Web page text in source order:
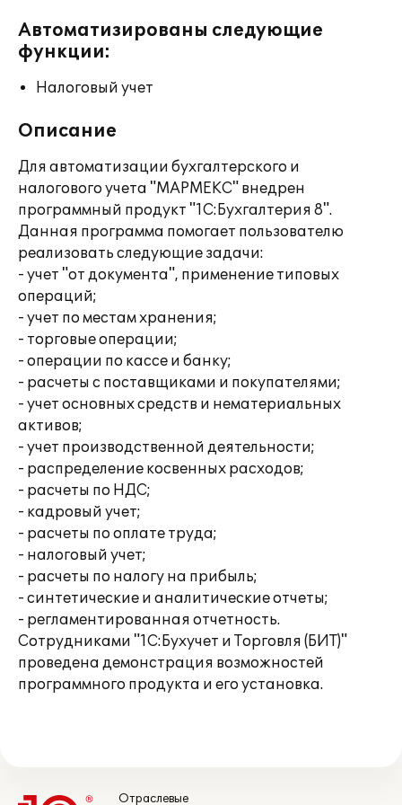
Автоматизированы следующие
функции:
Налоговый учет
Описание
Для автоматизации бухгалтерского и
налогового учета "МАРМЕКС" внедрен
программный продукт "1С:Бухгалтерия 8".
Данная программа помогает пользователю
реализовать следующие задачи:
- учет "от документа", применение типовых
операций;
- учет по местам хранения;
- торговые операции;
- операции по кассе и банку;
- расчеты с поставщиками и покупателями;
- учет основных средств и нематериальных
активов;
- учет производственной деятельности;
- распределение косвенных расходов;
- расчеты по НДС;
- кадровый учет;
- расчеты по оплате труда;
- налоговый учет;
- расчеты по налогу на прибыль;
- синтетические и аналитические отчеты;
- регламентированная отчетность.
Сотрудниками "1С:Бухучет и Торговля (БИТ)"
проведена демонстрация возможностей
программного продукта и его установка.
Отраслевые